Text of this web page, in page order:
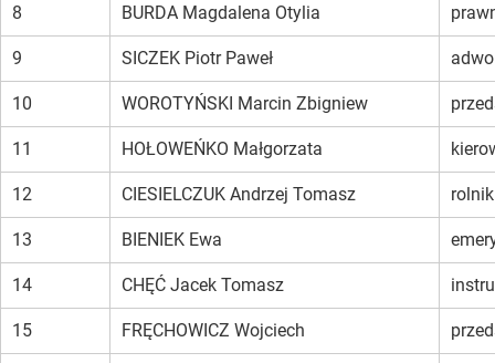
8 BURDA Magdalena Otylia
9 SICZEK Piotr Paweł
10 WOROTYŃSKI Marcin Zbigniew
11 HOŁOWEŃKO Małgorzata
12 CIESIELCZUK Andrzej Tomasz rolnik
13 BIENIEK Ewa
14 CHĘĆ Jacek Tomasz
15 FRĘCHOWICZ Wojciech